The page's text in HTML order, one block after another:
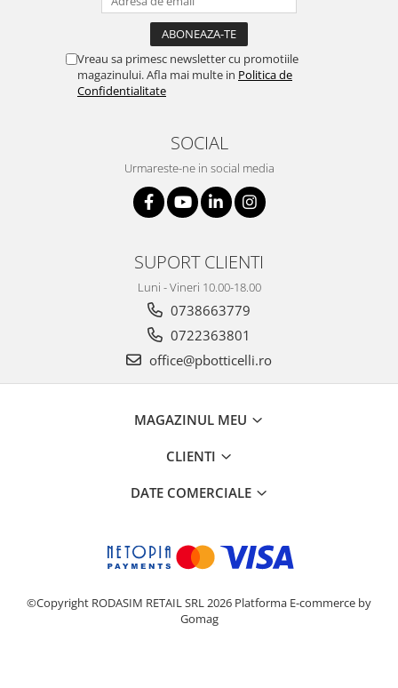
Vreau sa primesc newsletter cu promotiile
magazinului. Afla mai multe in Politica de
Confidentialitate
SOCIAL
Urmareste-ne in social media
SUPORT CLIENTI
Luni - Vineri 10.00-18.00
0738663779
0722363801
office@pbotticelli.ro
MAGAZINUL MEU
CLIENTI
DATE COMERCIALE
©Copyright RODASIM RETAIL SRL 2026 Platforma E-commerce by
Gomag